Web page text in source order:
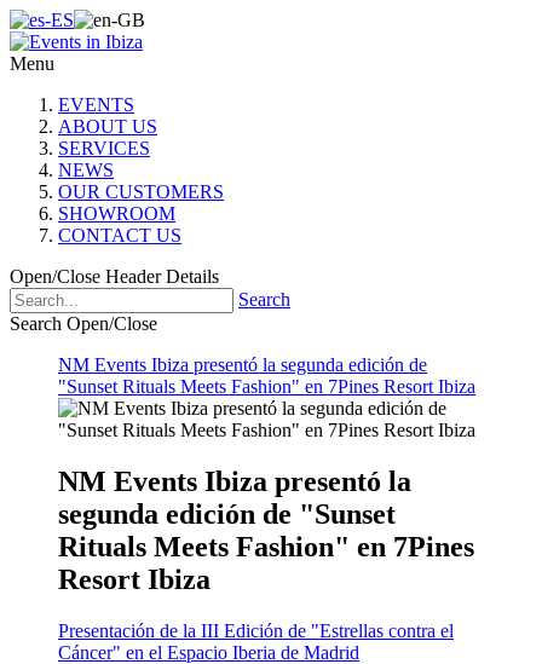
Menu
EVENTS
ABOUT US
SERVICES
NEWS
OUR CUSTOMERS
SHOWROOM
CONTACT US
Open/Close Header Details
Search
Search Open/Close
NM Events Ibiza presentó la segunda edición de
"Sunset Rituals Meets Fashion" en 7Pines Resort Ibiza
NM Events Ibiza presentó la
segunda edición de "Sunset
Rituals Meets Fashion" en 7Pines
Resort Ibiza
Presentación de la III Edición de "Estrellas contra el
Cáncer" en el Espacio Iberia de Madrid